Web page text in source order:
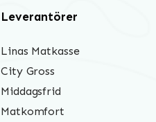
Leverantörer
Linas Matkasse
City Gross
Middagsfrid
Matkomfort